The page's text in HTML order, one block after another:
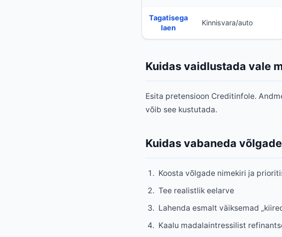
Tagatisega
laen
Kinnisvara/auto
Kuidas vaidlustada vale
Esita pretensioon Creditinfole.
võib see kustutada.
Kuidas vabaneda
Koosta võlgade nimekiri ja
Tee realistlik eelarve
Lahenda esmalt väiksemad
Kaalu madalaintressilist